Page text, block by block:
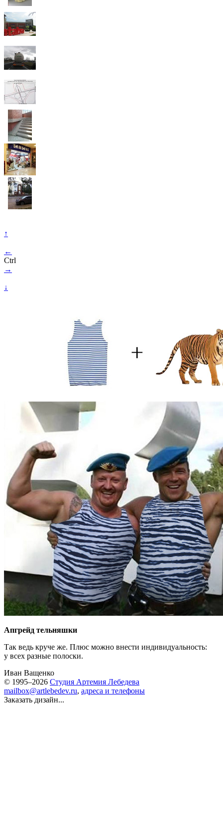
↑
←
Ctrl
→
↓
Апгрейд тельняшки
Так ведь круче же. Плюс можно внести индивидуальность:
у всех разные полоски.
Иван Ващенко
© 1995–2026 Студия Артемия Лебедева
mailbox@artlebedev.ru, адреса и телефоны
Заказать дизайн...